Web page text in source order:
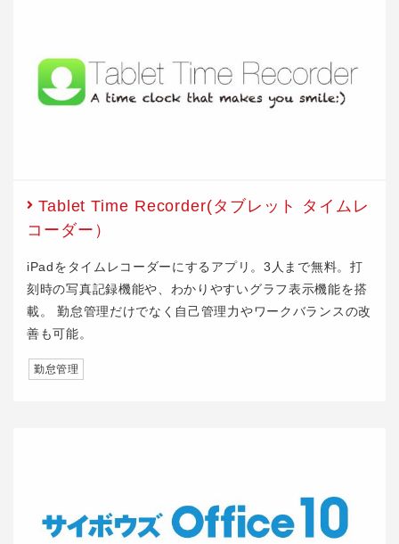
Tablet Time Recorder(タブレット タイムレ
コーダー）
iPadをタイムレコーダーにするアプリ。3人まで無料。打
刻時の写真記録機能や、わかりやすいグラフ表示機能を搭
載。 勤怠管理だけでなく自己管理力やワークバランスの改
善も可能。
勤怠管理